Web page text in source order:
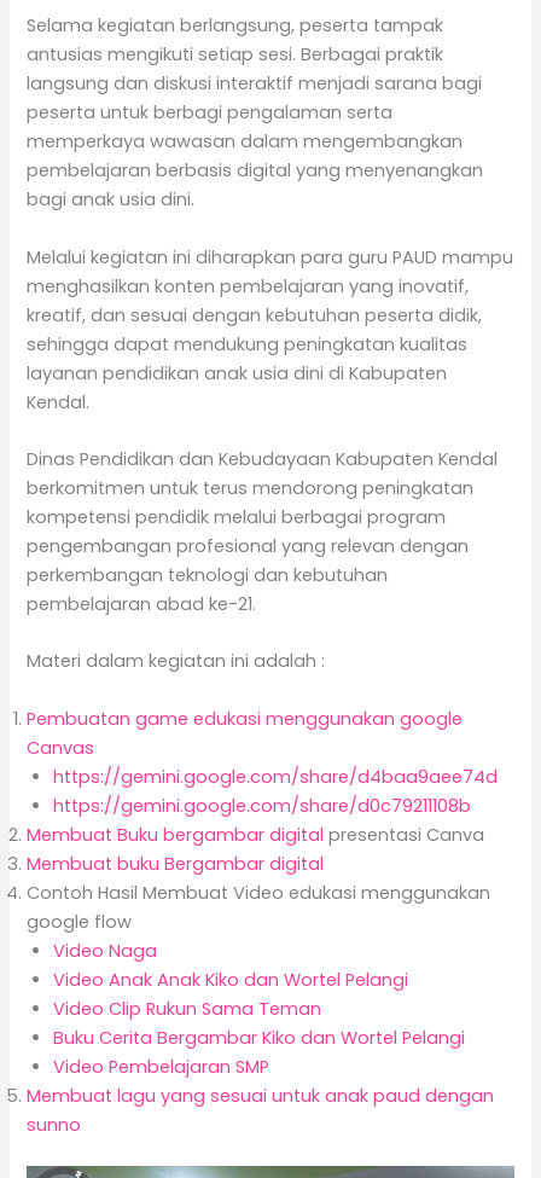
Selama kegiatan berlangsung, peserta tampak
antusias mengikuti setiap sesi. Berbagai praktik
langsung dan diskusi interaktif menjadi sarana bagi
peserta untuk berbagi pengalaman serta
memperkaya wawasan dalam mengembangkan
pembelajaran berbasis digital yang menyenangkan
bagi anak usia dini.
Melalui kegiatan ini diharapkan para guru PAUD mampu
menghasilkan konten pembelajaran yang inovatif,
kreatif, dan sesuai dengan kebutuhan peserta didik,
sehingga dapat mendukung peningkatan kualitas
layanan pendidikan anak usia dini di Kabupaten
Kendal.
Dinas Pendidikan dan Kebudayaan Kabupaten Kendal
berkomitmen untuk terus mendorong peningkatan
kompetensi pendidik melalui berbagai program
pengembangan profesional yang relevan dengan
perkembangan teknologi dan kebutuhan
pembelajaran abad ke-21.
Materi dalam kegiatan ini adalah :
Pembuatan game edukasi menggunakan google
Canvas
https://gemini.google.com/share/d4baa9aee74d
https://gemini.google.com/share/d0c79211108b
Membuat Buku bergambar digital presentasi Canva
Membuat buku Bergambar digital
Contoh Hasil Membuat Video edukasi menggunakan
google flow
Video Naga
Video Anak Anak Kiko dan Wortel Pelangi
Video Clip Rukun Sama Teman
Buku Cerita Bergambar Kiko dan Wortel Pelangi
Video Pembelajaran SMP
Membuat lagu yang sesuai untuk anak paud dengan
sunno